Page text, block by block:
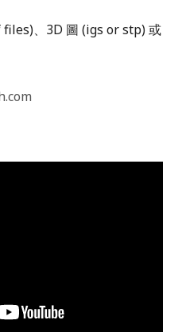
、3D 圖 (igs or stp) 或